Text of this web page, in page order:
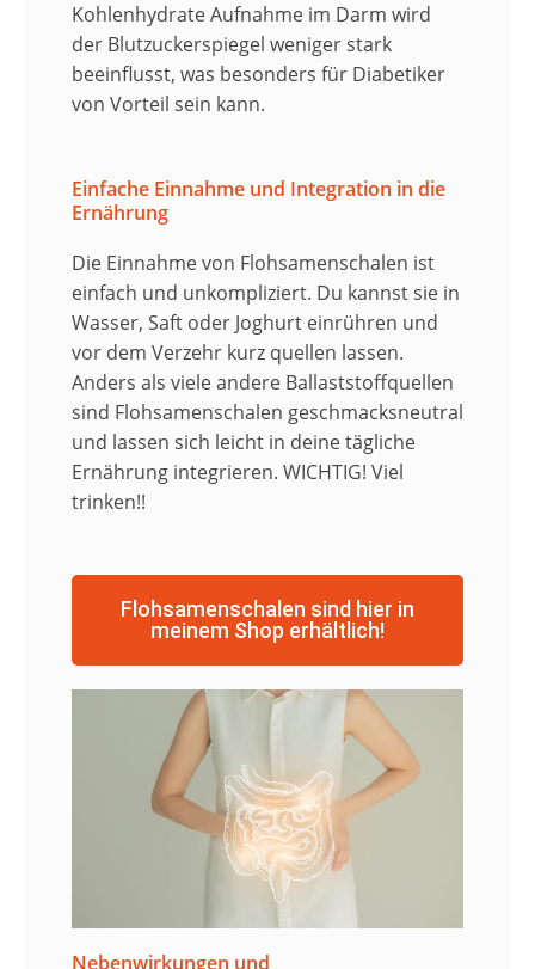
Kohlenhydrate Aufnahme im Darm wird
der Blutzuckerspiegel weniger stark
beeinflusst, was besonders für Diabetiker
von Vorteil sein kann.
Einfache Einnahme und Integration in die
Ernährung
Die Einnahme von Flohsamenschalen ist
einfach und unkompliziert. Du kannst sie in
Wasser, Saft oder Joghurt einrühren und
vor dem Verzehr kurz quellen lassen.
Anders als viele andere Ballaststoffquellen
sind Flohsamenschalen geschmacksneutral
und lassen sich leicht in deine tägliche
Ernährung integrieren. WICHTIG! Viel
trinken!!
Flohsamenschalen sind hier in
meinem Shop erhältlich!
Nebenwirkungen und